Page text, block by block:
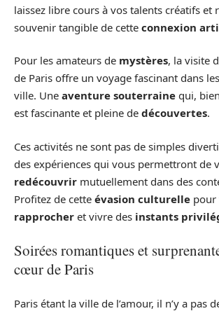
laissez libre cours à vos talents créatifs et
souvenir tangible de cette connexion
Pour les amateurs de mystères, la visite
de Paris offre un voyage fascinant dans
ville. Une aventure souterraine qui,
est fascinante et pleine de découvertes.
Ces activités ne sont pas de simples
des expériences qui vous permettront de
redécouvrir mutuellement dans des
Profitez de cette évasion culturelle pour
rapprocher et vivre des instants
Soirées romantiques et
cœur de Paris
Paris étant la ville de l’amour, il n’y a pas